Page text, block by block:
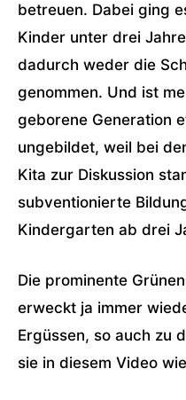
betreuen. Dabei ging
Kinder unter drei
dadurch weder die
genommen. Und ist
geborene Generation
ungebildet, weil bei
Kita zur Diskussion
subventionierte
Kindergarten ab drei
Die prominente
erweckt ja immer
Ergüssen, so auch zu
sie in diesem Video